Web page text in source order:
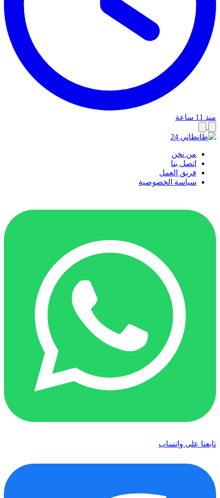
منذ 11 ساعة
من نخن
اتصل بنا
فريق العمل
سياسة الخصوصية
تابعنا على واتساب